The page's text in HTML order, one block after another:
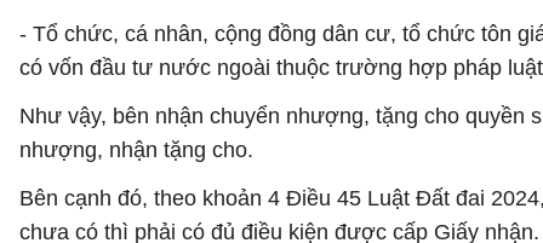
- Tổ chức, cá nhân, cộng đồng dân cư, tổ chức tôn
có vốn đầu tư nước ngoài thuộc trường hợp pháp
Như vậy, bên nhận chuyển nhượng, tặng cho
nhượng, nhận tặng cho.
Bên cạnh đó, theo khoản 4 Điều 45 Luật Đất đai
chưa có thì phải có đủ điều kiện được cấp Giấy nhận.